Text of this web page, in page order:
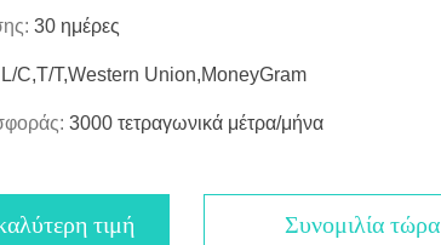
30 ημέρες
L/C,T/T,Western Union,MoneyGram
3000 τετραγωνικά μέτρα/μήνα
τιμή Συνομιλία τώρα